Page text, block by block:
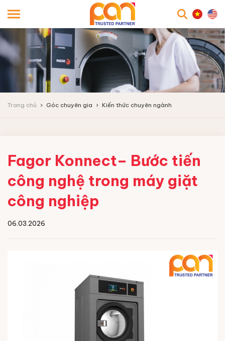
Trang chủ Góc chuyên gia Kiến thức chuyên ngành
Fagor Konnect– Bước tiến
công nghệ trong máy giặt
công nghiệp
06.03.2026